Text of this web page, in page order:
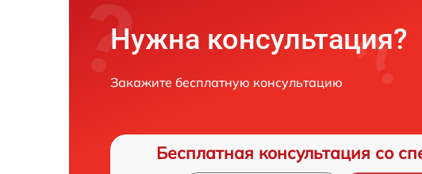
Нужна консультация?
Закажите бесплатную консультацию
Бесплатная консультация со